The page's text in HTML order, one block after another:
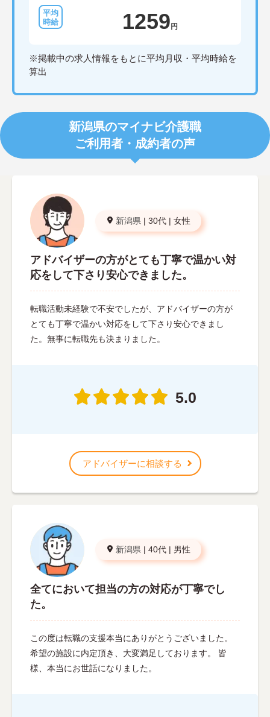
1259 円
※掲載中の求人情報をもとに平均月収・平均時給を
算出
新潟県のマイナビ介護職
ご利用者・成約者の声
新潟県 | 30代 | 女性
アドバイザーの方がとても丁寧で温かい対
応をして下さり安心できました。
転職活動未経験で不安でしたが、アドバイザーの方が
とても丁寧で温かい対応をして下さり安心できまし
た。無事に転職先も決まりました。
5.0
アドバイザーに相談する
新潟県 | 40代 | 男性
全てにおいて担当の方の対応が丁寧でし
た。
この度は転職の支援本当にありがとうございました。
希望の施設に内定頂き、大変満足しております。 皆
様、本当にお世話になりました。